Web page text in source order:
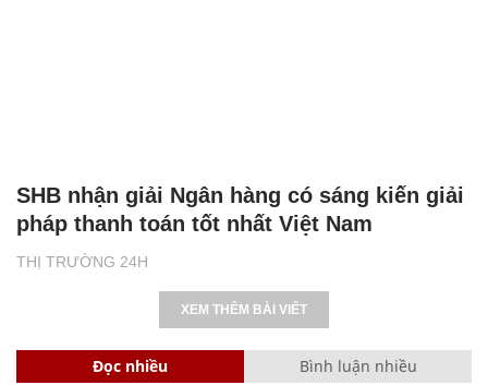
THỊ TRƯỜNG 24H
SHB nhận giải Ngân hàng có sáng kiến giải
pháp thanh toán tốt nhất Việt Nam
XEM THÊM BÀI VIẾT
Đọc nhiều Bình luận nhiều